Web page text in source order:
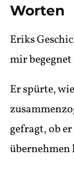
Worten
Eriks
mir
Er spürte,
gefragt, ob
übernehmen